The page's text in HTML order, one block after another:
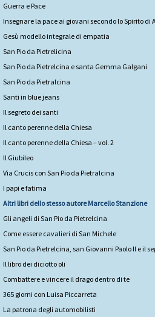
Guerra e Pace
Insegnare la pace ai giovani secondo lo Spirito di
Gesù modello integrale di empatia
San Pio da Pietrelicina
San Pio da Pietrelcina e santa Gemma Galgani
San Pio da Pietralcina
Santi in blue jeans
Il segreto dei santi
Il canto perenne della Chiesa
Il canto perenne della Chiesa – vol. 2
Il Giubileo
Via Crucis con San Pio da Pietralcina
I papi e fatima
Altri libri dello stesso autoreMarcello Stanzione
Gli angeli di San Pio da Pietrelcina
Come essere cavalieri di San Michele
San Pio da Pietrelcina, san Giovanni Paolo II e il
Il libro dei diciotto oli
Combattere e vincere il drago dentro di te
365 giorni con Luisa Piccarreta
La patrona degli automobilisti